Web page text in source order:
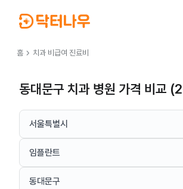
홈 chevron_right 치과 비급여 진료비
동대문구 치과 병원 가격 비교
서울특별시
임플란트
동대문구